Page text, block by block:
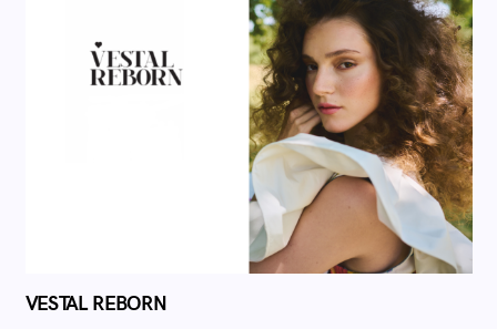
VESTAL REBORN